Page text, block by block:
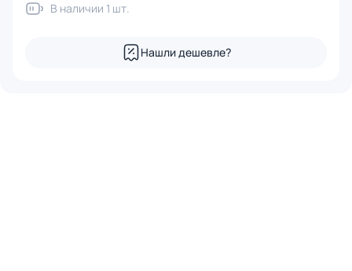
В наличии 1 шт.
Нашли дешевле?